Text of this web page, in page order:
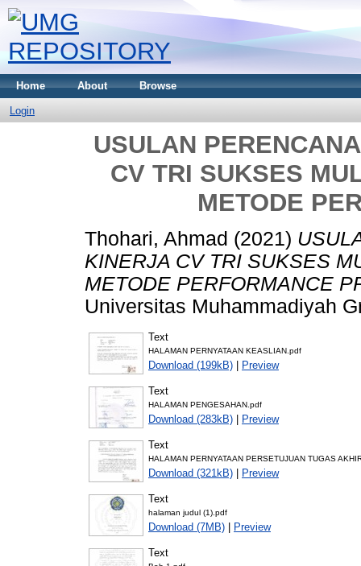
Home About Browse
Login
USULAN
CV TRI SUKSES
METODE
Thohari, Ahmad (2021)
KINERJA CV TRI SUKSES
METODE PERFORMANCE
Universitas Muhammadiyah
Text
HALAMAN PERNYATAAN KEASLIAN.pdf
Download (199kB) | Preview
Text
HALAMAN PENGESAHAN.pdf
Download (283kB) | Preview
Text
HALAMAN PERNYATAAN PERSETUJUAN TUGAS
Download (321kB) | Preview
Text
halaman judul (1).pdf
Download (7MB) | Preview
Text